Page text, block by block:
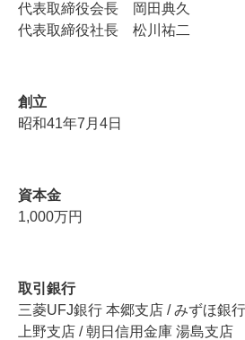
代表取締役会長 岡田典久
代表取締役社長 松川祐二
創立
昭和41年7月4日
資本金
1,000万円
取引銀行
三菱UFJ銀行 本郷支店 / みずほ銀
上野支店 / 朝日信用金庫 湯島支店